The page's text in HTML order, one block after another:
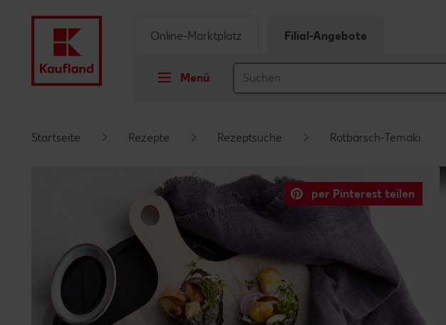
Schwebender Seitenbereich
Menü
Online-Marktplatz Filial-Angebote
Startseite Rezepte Rezeptsuche Rotbarsch-Temaki
per Pinterest teilen